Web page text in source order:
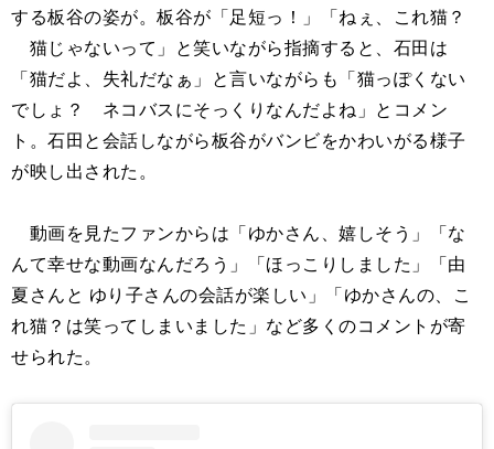
する板谷の姿が。板谷が「足短っ！」「ねぇ、これ猫？
猫じゃないって」と笑いながら指摘すると、石田は
「猫だよ、失礼だなぁ」と言いながらも「猫っぽくない
でしょ？ ネコバスにそっくりなんだよね」とコメン
ト。石田と会話しながら板谷がバンビをかわいがる様子
が映し出された。
動画を見たファンからは「ゆかさん、嬉しそう」「な
んて幸せな動画なんだろう」「ほっこりしました」「由
夏さんと ゆり子さんの会話が楽しい」「ゆかさんの、こ
れ猫？は笑ってしまいました」など多くのコメントが寄
せられた。